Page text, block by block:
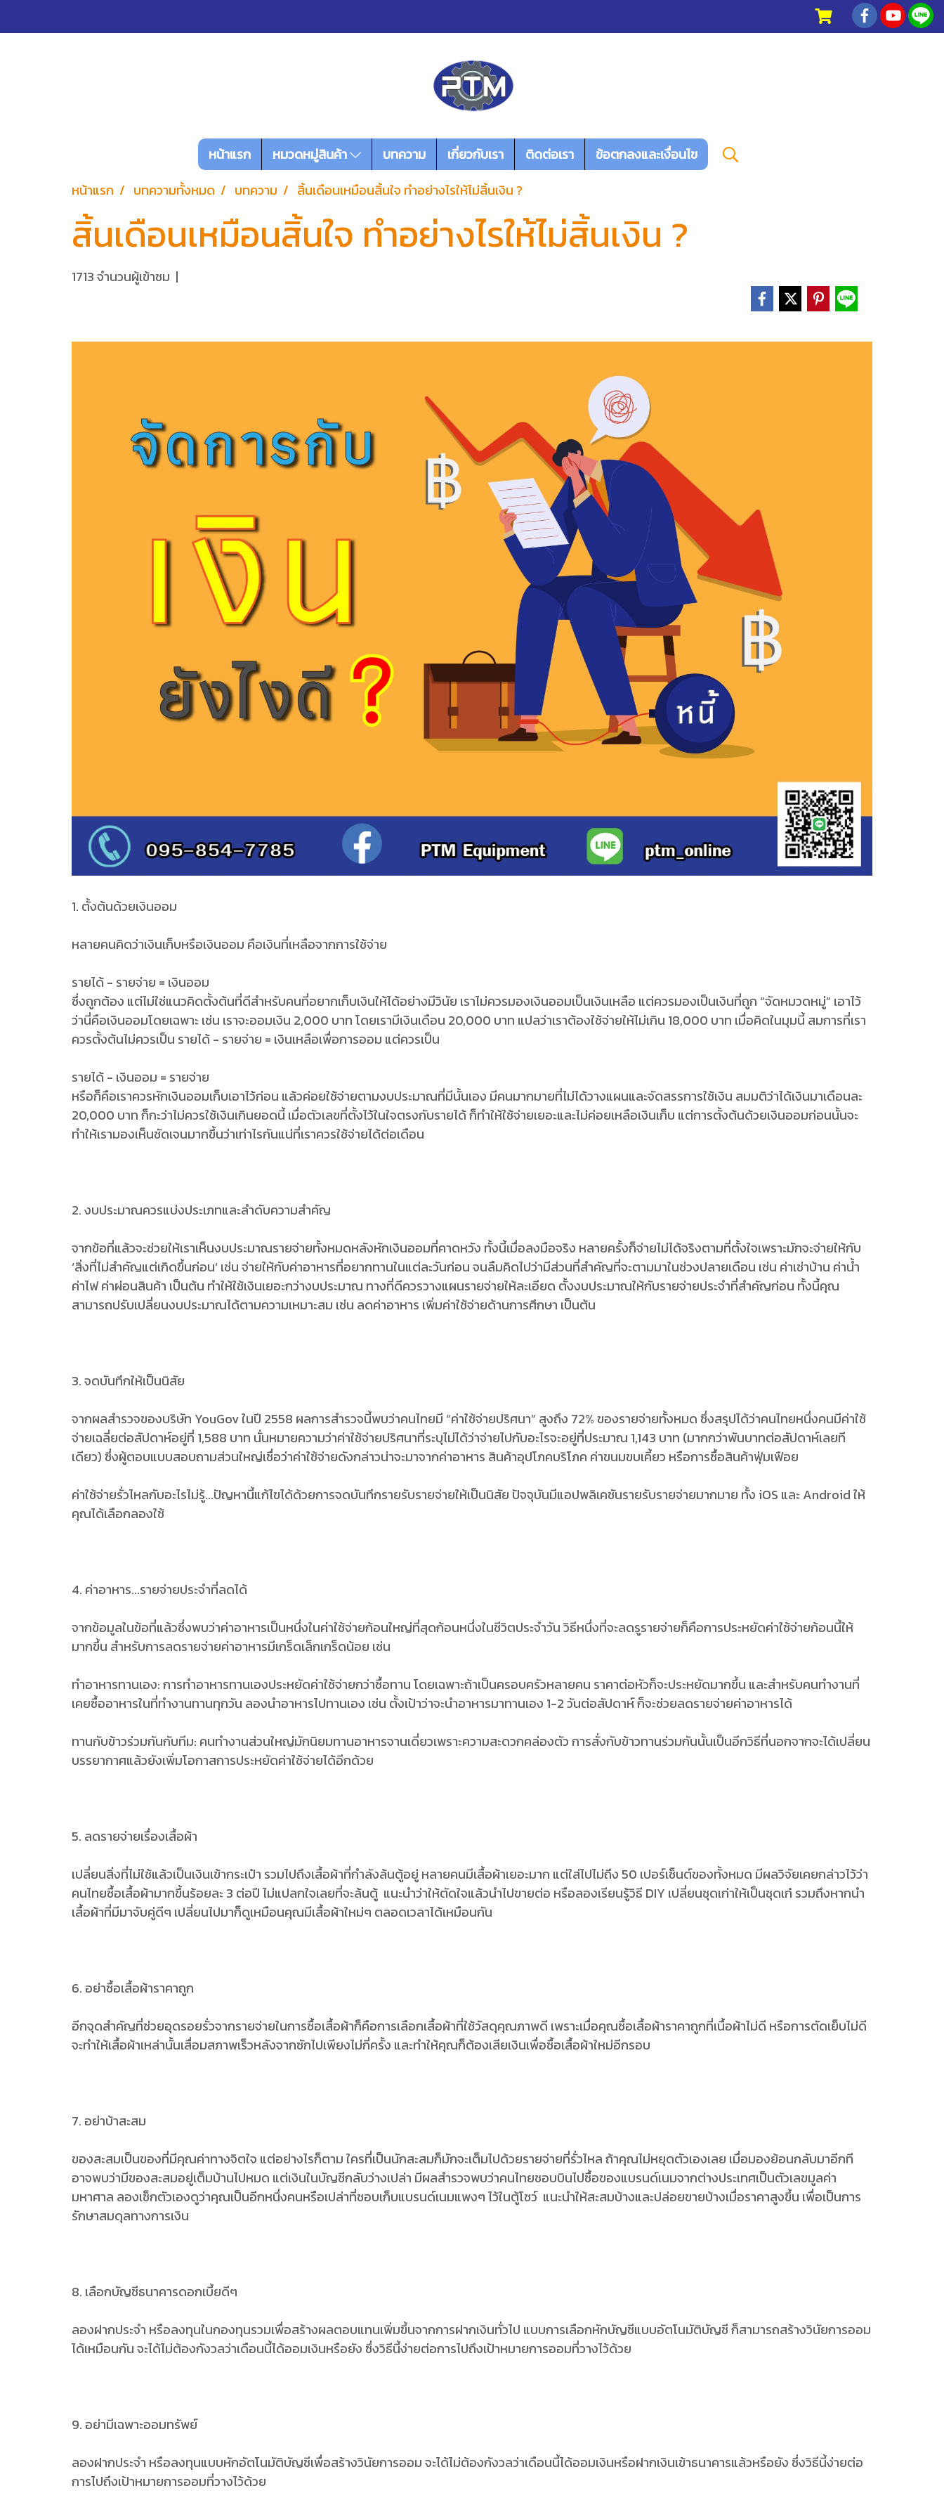
หน้าแรก หมวดหมู่สินค้า บทความ เกี่ยวกับเรา ติดต่อเรา
ข้อตกลงและเงื่อนไข
หน้าแรก
บทความทั้งหมด บทความ สิ้นเดือนเหมือนสิ้นใจ ทำอย่างไรให้ไม่สิ้นเงิน ?
สิ้นเดือนเหมือนสิ้นใจ ทำอย่างไรให้ไม่สิ้นเงิน ?
1713 จำนวนผู้เข้าชม |
1. ตั้งต้นด้วยเงินออม
หลายคนคิดว่าเงินเก็บหรือเงินออม คือเงินที่เหลือจากการใช้จ่าย
รายได้ - รายจ่าย = เงินออม
ซึ่งถูกต้อง แต่ไม่ใช่แนวคิดตั้งต้นที่ดีสำหรับคนที่อยากเก็บเงินให้ได้อย่างมีวินัย เราไม่ควรมองเงินออมเป็นเงินเหลือ แต่ควรมองเป็นเงินที่ถูก “จัดหมวดหมู่” เอาไว้
ว่านี่คือเงินออมโดยเฉพาะ เช่น เราจะออมเงิน 2,000 บาท โดยเรามีเงินเดือน 20,000 บาท แปลว่าเราต้องใช้จ่ายให้ไม่เกิน 18,000 บาท เมื่อคิดในมุมนี้ สมการที่เรา
ควรตั้งต้นไม่ควรเป็น รายได้ - รายจ่าย = เงินเหลือเพื่อการออม แต่ควรเป็น
รายได้ - เงินออม = รายจ่าย
หรือก็คือเราควรหักเงินออมเก็บเอาไว้ก่อน แล้วค่อยใช้จ่ายตามงบประมาณที่มีนั้นเอง มีคนมากมายที่ไม่ได้วางแผนและจัดสรรการใช้เงิน สมมติว่าได้เงินมาเดือนละ
20,000 บาท ก็กะว่าไม่ควรใช้เงินเกินยอดนี้ เมื่อตัวเลขที่ตั้งไว้ในใจตรงกับรายได้ ก็ทำให้ใช้จ่ายเยอะและไม่ค่อยเหลือเงินเก็บ แต่การตั้งต้นด้วยเงินออมก่อนนั้นจะ
ทำให้เรามองเห็นชัดเจนมากขึ้นว่าเท่าไรกันแน่ที่เราควรใช้จ่ายได้ต่อเดือน
2. งบประมาณควรแบ่งประเภทและลำดับความสำคัญ
จากข้อที่แล้วจะช่วยให้เราเห็นงบประมาณรายจ่ายทั้งหมดหลังหักเงินออมที่คาดหวัง ทั้งนี้เมื่อลงมือจริง หลายครั้งก็จ่ายไม่ได้จริงตามที่ตั้งใจเพราะมักจะจ่ายให้กับ
‘สิ่งที่ไม่สำคัญแต่เกิดขึ้นก่อน’ เช่น จ่ายให้กับค่าอาหารที่อยากทานในแต่ละวันก่อน จนลืมคิดไปว่ามีส่วนที่สำคัญที่จะตามมาในช่วงปลายเดือน เช่น ค่าเช่าบ้าน ค่าน้ำ
ค่าไฟ ค่าผ่อนสินค้า เป็นต้น ทำให้ใช้เงินเยอะกว่างบประมาณ ทางที่ดีควรวางแผนรายจ่ายให้ละเอียด ตั้งงบประมาณให้กับรายจ่ายประจำที่สำคัญก่อน ทั้งนี้คุณ
สามารถปรับเปลี่ยนงบประมาณได้ตามความเหมาะสม เช่น ลดค่าอาหาร เพิ่มค่าใช้จ่ายด้านการศึกษา เป็นต้น
3. จดบันทึกให้เป็นนิสัย
จากผลสำรวจของบริษัท YouGov ในปี 2558 ผลการสำรวจนี้พบว่าคนไทยมี “ค่าใช้จ่ายปริศนา” สูงถึง 72% ของรายจ่ายทั้งหมด ซึ่งสรุปได้ว่าคนไทยหนึ่งคนมีค่าใช้
จ่ายเฉลี่ยต่อสัปดาห์อยู่ที่ 1,588 บาท นั่นหมายความว่าค่าใช้จ่ายปริศนาที่ระบุไม่ได้ว่าจ่ายไปกับอะไรจะอยู่ที่ประมาณ 1,143 บาท (มากกว่าพันบาทต่อสัปดาห์เลยที
เดียว) ซึ่งผู้ตอบแบบสอบถามส่วนใหญ่เชื่อว่าค่าใช้จ่ายดังกล่าวน่าจะมาจากค่าอาหาร สินค้าอุปโภคบริโภค ค่าขนมขบเคี้ยว หรือการซื้อสินค้าฟุ่มเฟือย
ค่าใช้จ่ายรั่วไหลกับอะไรไม่รู้...ปัญหานี้แก้ไขได้ด้วยการจดบันทึกรายรับรายจ่ายให้เป็นนิสัย ปัจจุบันมีแอปพลิเคชันรายรับรายจ่ายมากมาย ทั้ง iOS และ Android ให้
คุณได้เลือกลองใช้
4. ค่าอาหาร...รายจ่ายประจำที่ลดได้
จากข้อมูลในข้อที่แล้วซึ่งพบว่าค่าอาหารเป็นหนึ่งในค่าใช้จ่ายก้อนใหญ่ที่สุดก้อนหนึ่งในชีวิตประจำวัน วิธีหนึ่งที่จะลดรูรายจ่ายก็คือการประหยัดค่าใช้จ่ายก้อนนี้ให้
มากขึ้น สำหรับการลดรายจ่ายค่าอาหารมีเกร็ดเล็กเกร็ดน้อย เช่น
ทำอาหารทานเอง: การทำอาหารทานเองประหยัดค่าใช้จ่ายกว่าซื้อทาน โดยเฉพาะถ้าเป็นครอบครัวหลายคน ราคาต่อหัวก็จะประหยัดมากขึ้น และสำหรับคนทำงานที่
เคยซื้ออาหารในที่ทำงานทานทุกวัน ลองนำอาหารไปทานเอง เช่น ตั้งเป้าว่าจะนำอาหารมาทานเอง 1-2 วันต่อสัปดาห์ ก็จะช่วยลดรายจ่ายค่าอาหารได้
ทานกับข้าวร่วมกันกับทีม: คนทำงานส่วนใหญ่มักนิยมทานอาหารจานเดี่ยวเพราะความสะดวกคล่องตัว การสั่งกับข้าวทานร่วมกันนั้นเป็นอีกวิธีที่นอกจากจะได้เปลี่ยน
บรรยากาศแล้วยังเพิ่มโอกาสการประหยัดค่าใช้จ่ายได้อีกด้วย
5. ลดรายจ่ายเรื่องเสื้อผ้า
เปลี่ยนสิ่งที่ไม่ใช้แล้วเป็นเงินเข้ากระเป๋า รวมไปถึงเสื้อผ้าที่กำลังล้นตู้อยู่ หลายคนมีเสื้อผ้าเยอะมาก แต่ใส่ไปไม่ถึง 50 เปอร์เซ็นต์ของทั้งหมด มีผลวิจัยเคยกล่าวไว้ว่า
คนไทยซื้อเสื้อผ้ามากขึ้นร้อยละ 3 ต่อปี ไม่แปลกใจเลยที่จะล้นตู้ แนะนำว่าให้ตัดใจแล้วนำไปขายต่อ หรือลองเรียนรู้วิธี DIY เปลี่ยนชุดเก่าให้เป็นชุดเก๋ รวมถึงหากนำ
เสื้อผ้าที่มีมาจับคู่ดีๆ เปลี่ยนไปมาก็ดูเหมือนคุณมีเสื้อผ้าใหม่ๆ ตลอดเวลาได้เหมือนกัน
6. อย่าซื้อเสื้อผ้าราคาถูก
อีกจุดสำคัญที่ช่วยอุดรอยรั่วจากรายจ่ายในการซื้อเสื้อผ้าก็คือการเลือกเสื้อผ้าที่ใช้วัสดุคุณภาพดี เพราะเมื่อคุณซื้อเสื้อผ้าราคาถูกที่เนื้อผ้าไม่ดี หรือการตัดเย็บไม่ดี
จะทำให้เสื้อผ้าเหล่านั้นเสื่อมสภาพเร็วหลังจากซักไปเพียงไม่กี่ครั้ง และทำให้คุณก็ต้องเสียเงินเพื่อซื้อเสื้อผ้าใหม่อีกรอบ
7. อย่าบ้าสะสม
ของสะสมเป็นของที่มีคุณค่าทางจิตใจ แต่อย่างไรก็ตาม ใครที่เป็นนักสะสมก็มักจะเต็มไปด้วยรายจ่ายที่รั่วไหล ถ้าคุณไม่หยุดตัวเองเลย เมื่อมองย้อนกลับมาอีกที
อาจพบว่ามีของสะสมอยู่เต็มบ้านไปหมด แต่เงินในบัญชีกลับว่างเปล่า มีผลสำรวจพบว่าคนไทยชอบบินไปซื้อของแบรนด์เนมจากต่างประเทศเป็นตัวเลขมูลค่า
มหาศาล ลองเช็กตัวเองดูว่าคุณเป็นอีกหนึ่งคนหรือเปล่าที่ชอบเก็บแบรนด์เนมแพงๆ ไว้ในตู้โชว์ แนะนำให้สะสมบ้างและปล่อยขายบ้างเมื่อราคาสูงขึ้น เพื่อเป็นการ
รักษาสมดุลทางการเงิน
8. เลือกบัญชีธนาคารดอกเบี้ยดีๆ
ลองฝากประจำ หรือลงทุนในกองทุนรวมเพื่อสร้างผลตอบแทนเพิ่มขึ้นจากการฝากเงินทั่วไป แบบการเลือกหักบัญชีแบบอัตโนมัติบัญชี ก็สามารถสร้างวินัยการออม
ได้เหมือนกัน จะได้ไม่ต้องกังวลว่าเดือนนี้ได้ออมเงินหรือยัง ซึ่งวิธีนี้ง่ายต่อการไปถึงเป้าหมายการออมที่วางไว้ด้วย
9. อย่ามีเฉพาะออมทรัพย์
ลองฝากประจำ หรือลงทุนแบบหักอัตโนมัติบัญชีเพื่อสร้างวินัยการออม จะได้ไม่ต้องกังวลว่าเดือนนี้ได้ออมเงินหรือฝากเงินเข้าธนาคารแล้วหรือยัง ซึ่งวิธีนี้ง่ายต่อ
การไปถึงเป้าหมายการออมที่วางไว้ด้วย